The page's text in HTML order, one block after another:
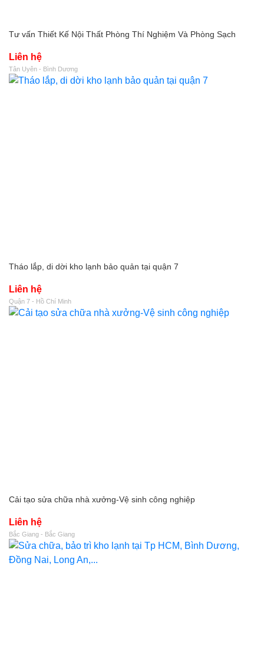
Tư vấn Thiết Kế Nội Thất Phòng Thí Nghiệm Và Phòng Sạch
Liên hệ
Tân Uyên - Bình Dương
Tháo lắp, di dời kho lạnh bảo quản tại quận 7
Liên hệ
Quận 7 - Hồ Chí Minh
Cải tạo sửa chữa nhà xưởng-Vệ sinh công nghiệp
Liên hệ
Bắc Giang - Bắc Giang